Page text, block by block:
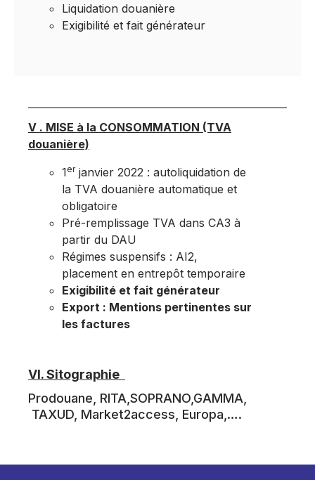
Liquidation douanière
Exigibilité et fait générateur
V . MISE à la CONSOMMATION (TVA
douanière)
1erjanvier 2022 : autoliquidation de
la TVA douanière automatique et
obligatoire
Pré-remplissage TVA dans CA3 à
partir du DAU
Régimes suspensifs : AI2,
placement en entrepôt temporaire
Exigibilité et fait générateur
Export : Mentions pertinentes sur
les factures
VI.Sitographie
Prodouane, RITA,SOPRANO,GAMMA,
TAXUD, Market2access, Europa,….